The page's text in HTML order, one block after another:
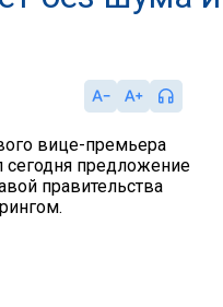
вице-премьера
сегодня предложение
правительства